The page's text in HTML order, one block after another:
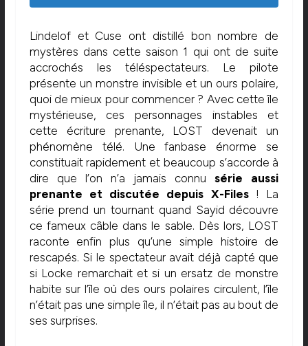
Lindelof et Cuse ont distillé bon nombre de
mystères dans cette saison 1 qui ont de suite
accrochés les téléspectateurs. Le pilote
présente un monstre invisible et un ours polaire,
quoi de mieux pour commencer ? Avec cette île
mystérieuse, ces personnages instables et
cette écriture prenante, LOST devenait un
phénomène télé. Une fanbase énorme se
constituait rapidement et beaucoup s’accorde à
dire que l’on n’a jamais connu série aussi
prenante et discutée depuis X-Files! La
série prend un tournant quand Sayid découvre
ce fameux câble dans le sable. Dès lors, LOST
raconte enfin plus qu’une simple histoire de
rescapés. Si le spectateur avait déjà capté que
si Locke remarchait et si un ersatz de monstre
habite sur l’île où des ours polaires circulent, l’île
n’était pas une simple île, il n’était pas au bout de
ses surprises.